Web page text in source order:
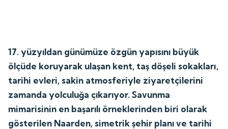
17. yüzyıldan günümüze özgün yapısını büyük
ölçüde koruyarak ulaşan kent, taş döşeli sokakları,
tarihi evleri, sakin atmosferiyle ziyaretçilerini
zamanda yolculuğa çıkarıyor. Savunma
mimarisinin en başarılı örneklerinden biri olarak
gösterilen Naarden, simetrik şehir planı ve tarihi